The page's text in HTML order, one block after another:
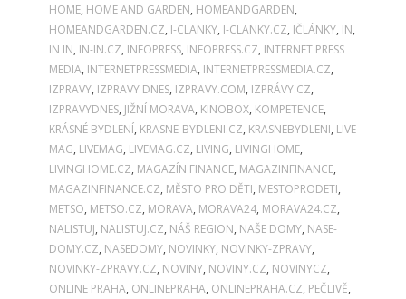
HOME, HOME AND GARDEN, HOMEANDGARDEN,
HOMEANDGARDEN.CZ, I-CLANKY, I-CLANKY.CZ, IČLÁNKY, IN,
IN IN, IN-IN.CZ, INFOPRESS, INFOPRESS.CZ, INTERNET PRESS
MEDIA, INTERNETPRESSMEDIA, INTERNETPRESSMEDIA.CZ,
IZPRAVY, IZPRAVY DNES, IZPRAVY.COM, IZPRÁVY.CZ,
IZPRAVYDNES, JIŽNÍ MORAVA, KINOBOX, KOMPETENCE,
KRÁSNÉ BYDLENÍ, KRASNE-BYDLENI.CZ, KRASNEBYDLENI, LIVE
MAG, LIVEMAG, LIVEMAG.CZ, LIVING, LIVINGHOME,
LIVINGHOME.CZ, MAGAZÍN FINANCE, MAGAZINFINANCE,
MAGAZINFINANCE.CZ, MĚSTO PRO DĚTI, MESTOPRODETI,
METSO, METSO.CZ, MORAVA, MORAVA24, MORAVA24.CZ,
NALISTUJ, NALISTUJ.CZ, NÁŠ REGION, NAŠE DOMY, NASE-
DOMY.CZ, NASEDOMY, NOVINKY, NOVINKY-ZPRAVY,
NOVINKY-ZPRAVY.CZ, NOVINY, NOVINY.CZ, NOVINYCZ,
ONLINE PRAHA, ONLINEPRAHA, ONLINEPRAHA.CZ, PEČLIVĚ,